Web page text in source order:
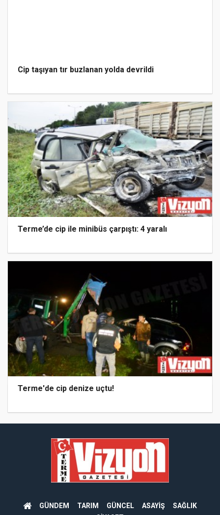
Cip taşıyan tır buzlanan yolda devrildi
Terme’de cip ile minibüs çarpıştı: 4 yaralı
Terme'de cip denize uçtu!
GÜNDEM TARIM GÜNCEL ASAYİŞ
SAĞLIK